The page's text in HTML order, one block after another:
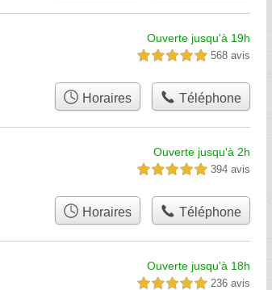
Ouverte jusqu'à 19h
5,0 étoiles sur 5 568 avis
Horaires Téléphone
Ouverte jusqu'à 2h
5,0 étoiles sur 5 394 avis
Horaires Téléphone
Ouverte jusqu'à 18h
5,0 étoiles sur 5 236 avis